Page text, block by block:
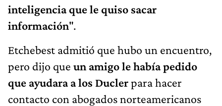
inteligencia que le quiso sacar
información".
Etchebest admitió que hubo un encuentro,
pero dijo que un amigo le había pedido
que ayudara a los Duclerpara hacer
contacto con abogados norteamericanos